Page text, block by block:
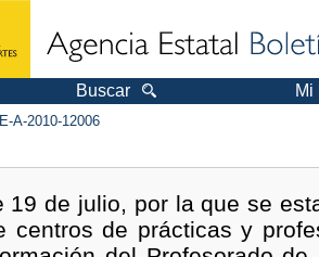
Buscar Mi
A-2010-12006
19 de julio, por la que se
centros de prácticas y